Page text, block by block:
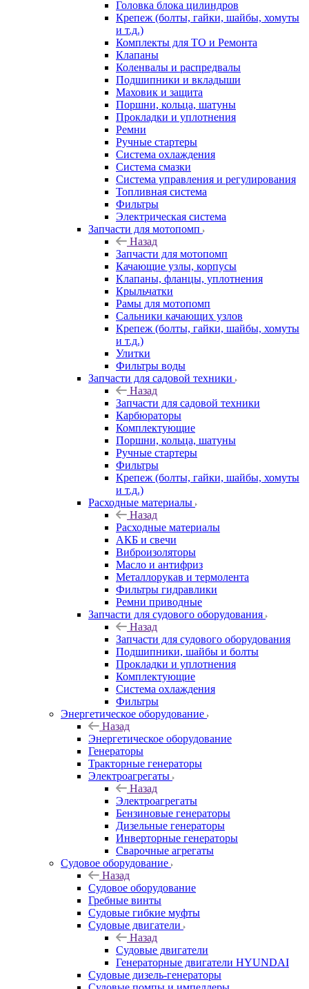
Головка блока цилиндров
Крепеж (болты, гайки, шайбы, хомуты
и т.д.)
Комплекты для ТО и Ремонта
Клапаны
Коленвалы и распредвалы
Подшипники и вкладыши
Маховик и защита
Поршни, кольца, шатуны
Прокладки и уплотнения
Ремни
Ручные стартеры
Система охлаждения
Система смазки
Система управления и регулирования
Топливная система
Фильтры
Электрическая система
Запчасти для мотопомп
Назад
Запчасти для мотопомп
Качающие узлы, корпусы
Клапаны, фланцы, уплотнения
Крыльчатки
Рамы для мотопомп
Сальники качающих узлов
Крепеж (болты, гайки, шайбы, хомуты
и т.д.)
Улитки
Фильтры воды
Запчасти для садовой техники
Назад
Запчасти для садовой техники
Карбюраторы
Комплектующие
Поршни, кольца, шатуны
Ручные стартеры
Фильтры
Крепеж (болты, гайки, шайбы, хомуты
и т.д.)
Расходные материалы
Назад
Расходные материалы
АКБ и свечи
Виброизоляторы
Масло и антифриз
Металлорукав и термолента
Фильтры гидравлики
Ремни приводные
Запчасти для судового оборудования
Назад
Запчасти для судового оборудования
Подшипники, шайбы и болты
Прокладки и уплотнения
Комплектующие
Система охлаждения
Фильтры
Энергетическое оборудование
Назад
Энергетическое оборудование
Генераторы
Тракторные генераторы
Электроагрегаты
Назад
Электроагрегаты
Бензиновые генераторы
Дизельные генераторы
Инверторные генераторы
Сварочные агрегаты
Судовое оборудование
Назад
Судовое оборудование
Гребные винты
Судовые гибкие муфты
Судовые двигатели
Назад
Судовые двигатели
Генераторные двигатели HYUNDAI
Судовые дизель-генераторы